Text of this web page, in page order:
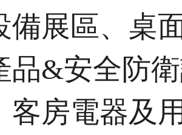
備展區、桌
品&安全防
客房電器及